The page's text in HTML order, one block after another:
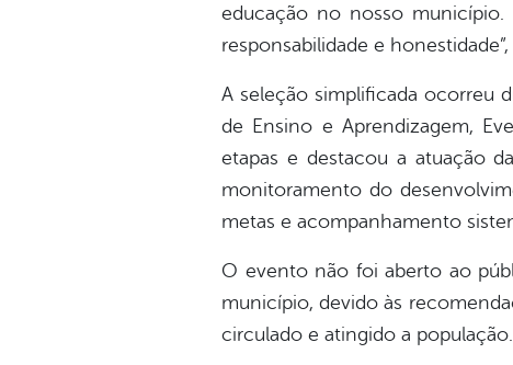
educação no nosso
responsabilidade e honestidade”,
A seleção simplificada ocorreu
de Ensino e Aprendizagem,
etapas e destacou a atuação
monitoramento do
metas e acompanhamento
O evento não foi aberto ao
município, devido às
circulado e atingido a população.